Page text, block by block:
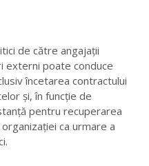
de către angajații
externi poate conduce
încetarea contractului
și, în funcție de
pentru recuperarea
ca urmare a